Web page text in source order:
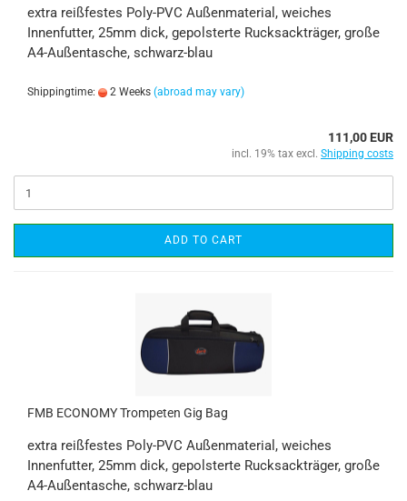
extra reißfestes Poly-PVC Außenmaterial, weiches
Innenfutter, 25mm dick, gepolsterte Rucksackträger, große
A4-Außentasche, schwarz-blau
Shippingtime: 2 Weeks (abroad may vary)
111,00 EUR
incl. 19% tax excl. Shipping costs
ADD TO CART
FMB ECONOMY Trompeten Gig Bag
extra reißfestes Poly-PVC Außenmaterial, weiches
Innenfutter, 25mm dick, gepolsterte Rucksackträger, große
A4-Außentasche, schwarz-blau